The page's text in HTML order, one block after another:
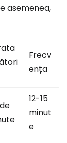
asemenea,
Frecv
ența
12-15
minut
e